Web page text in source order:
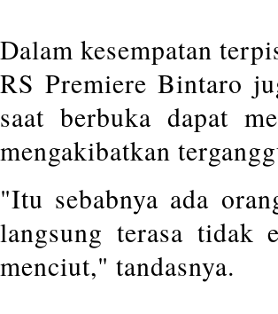
Dalam kesempatan
RS Premiere Bintaro
saat berbuka dapat
mengakibatkan
"Itu sebabnya ada
langsung terasa tidak
menciut," tandasnya.